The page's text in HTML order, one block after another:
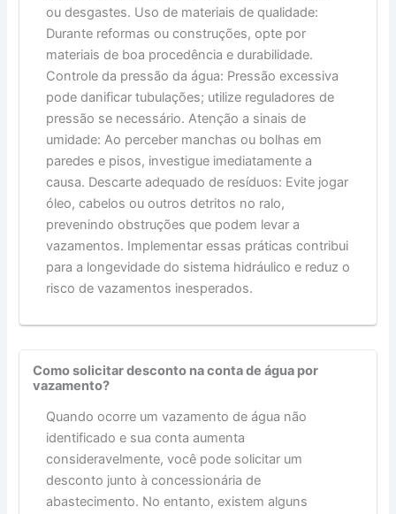
ou desgastes. Uso de materiais de qualidade:
Durante reformas ou construções, opte por
materiais de boa procedência e durabilidade.
Controle da pressão da água: Pressão excessiva
pode danificar tubulações; utilize reguladores de
pressão se necessário. Atenção a sinais de
umidade: Ao perceber manchas ou bolhas em
paredes e pisos, investigue imediatamente a
causa. Descarte adequado de resíduos: Evite jogar
óleo, cabelos ou outros detritos no ralo,
prevenindo obstruções que podem levar a
vazamentos. Implementar essas práticas contribui
para a longevidade do sistema hidráulico e reduz o
risco de vazamentos inesperados.
Como solicitar desconto na conta de água por
vazamento?
Quando ocorre um vazamento de água não
identificado e sua conta aumenta
consideravelmente, você pode solicitar um
desconto junto à concessionária de
abastecimento. No entanto, existem alguns